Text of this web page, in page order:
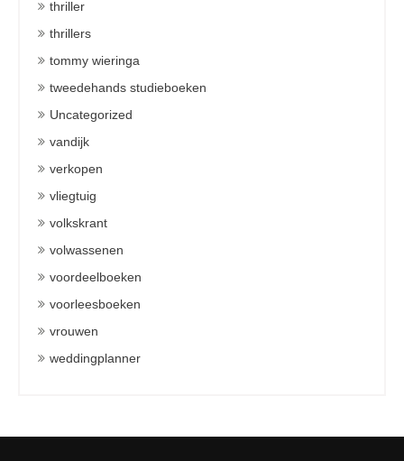
thriller
thrillers
tommy wieringa
tweedehands studieboeken
Uncategorized
vandijk
verkopen
vliegtuig
volkskrant
volwassenen
voordeelboeken
voorleesboeken
vrouwen
weddingplanner